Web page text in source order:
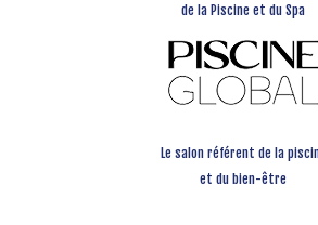
de la Piscine et du Spa
Le salon référent de la
et du bien-être